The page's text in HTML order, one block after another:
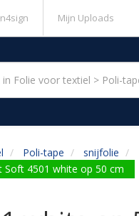
Mijn Uploads
Poli-tape snijfolie
Soft 4501 white op 50 cm